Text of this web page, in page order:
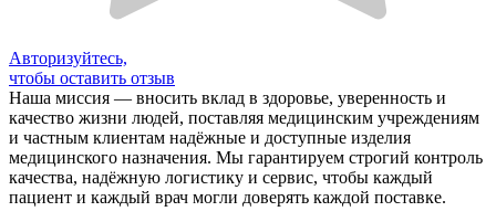
Авторизуйтесь,
чтобы оставить отзыв
Наша миссия — вносить вклад в здоровье, уверенность и
качество жизни людей, поставляя медицинским учреждениям
и частным клиентам надёжные и доступные изделия
медицинского назначения. Мы гарантируем строгий контроль
качества, надёжную логистику и сервис, чтобы каждый
пациент и каждый врач могли доверять каждой поставке.